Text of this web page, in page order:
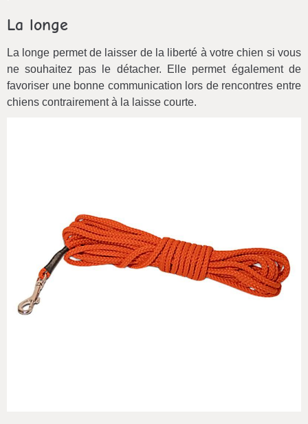
La longe
La longe permet de laisser de la liberté à votre chien si vous
ne souhaitez pas le détacher. Elle permet également de
favoriser une bonne communication lors de rencontres entre
chiens contrairement à la laisse courte.